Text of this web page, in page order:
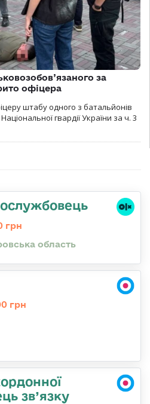
за
офіцера
штабу одного з батальйонів
гвардії України за ч. 3
грн
область
грн
зв’язку